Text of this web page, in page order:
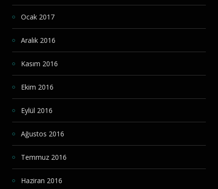
Ocak 2017
Aralık 2016
Kasım 2016
Ekim 2016
Eylül 2016
Ağustos 2016
Temmuz 2016
Haziran 2016